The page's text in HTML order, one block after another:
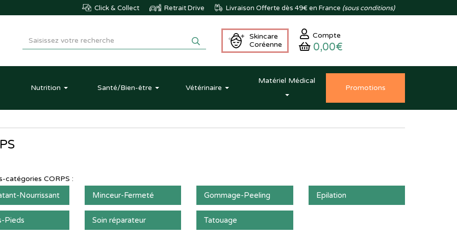
Click & Collect Retrait Drive Livraison Offerte dès 49€ en France (sous conditions)
Skincare
Coréenne
Compte
0,00€
Nutrition Santé/Bien-être Vétérinaire
Matériel Médical
Promotions
catégories CORPS :
Nourrissant Minceur-Fermeté Gommage-Peeling Epilation
Pieds Soin réparateur Tatouage